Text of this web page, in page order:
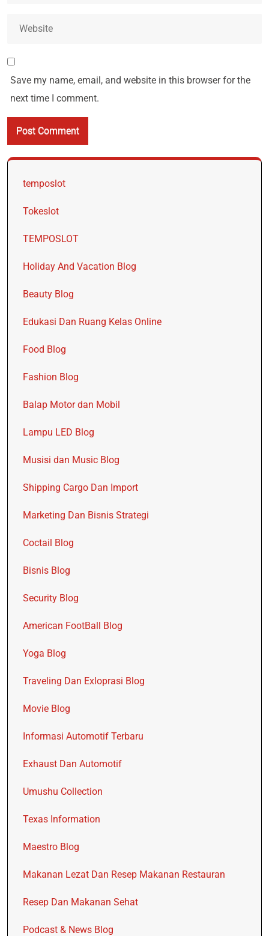
Save my name, email, and website in this browser for the
next time I comment.
temposlot
Tokeslot
TEMPOSLOT
Holiday And Vacation Blog
Beauty Blog
Edukasi Dan Ruang Kelas Online
Food Blog
Fashion Blog
Balap Motor dan Mobil
Lampu LED Blog
Musisi dan Music Blog
Shipping Cargo Dan Import
Marketing Dan Bisnis Strategi
Coctail Blog
Bisnis Blog
Security Blog
American FootBall Blog
Yoga Blog
Traveling Dan Exloprasi Blog
Movie Blog
Informasi Automotif Terbaru
Exhaust Dan Automotif
Umushu Collection
Texas Information
Maestro Blog
Makanan Lezat Dan Resep Makanan Restauran
Resep Dan Makanan Sehat
Podcast & News Blog